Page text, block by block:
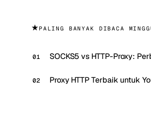
★ PALING BANYAK DIBACA
SOCKS5 vs HTTP-Proxy:
Proxy HTTP Terbaik untuk